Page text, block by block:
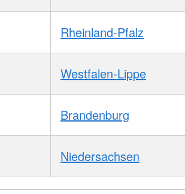
Rheinland-Pfalz
Westfalen-Lippe
Brandenburg
Niedersachsen